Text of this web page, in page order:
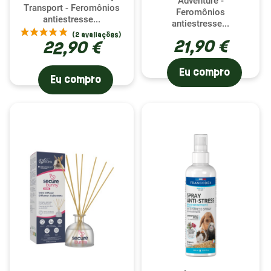
Graças aos avanços científicos no domínio das
feromonas, Secure Bunny e Berphar
desenvolveram produtos capazes de simular a
presença tranquilizadora da mãe. Estas
feromonas atuam diretamente no estado
emocional do coelho, reduzindo o stress e
feromonas cria um ambiente calmante para o seu
coelho, permitindo-lhe manter-se calmo e
relaxado.
Uso e precauções: um equilíbrio delicado
A eficácia dos feromônios de coelho depende do
seu uso correto. Os produtos Secure Bunny e
Berphar são projetados para serem fáceis de usar,
Transport - Feromônios
antiestresse...
22,90 €
Eu compro
Feromônios
antiestresse...
21,90 €
Eu compro